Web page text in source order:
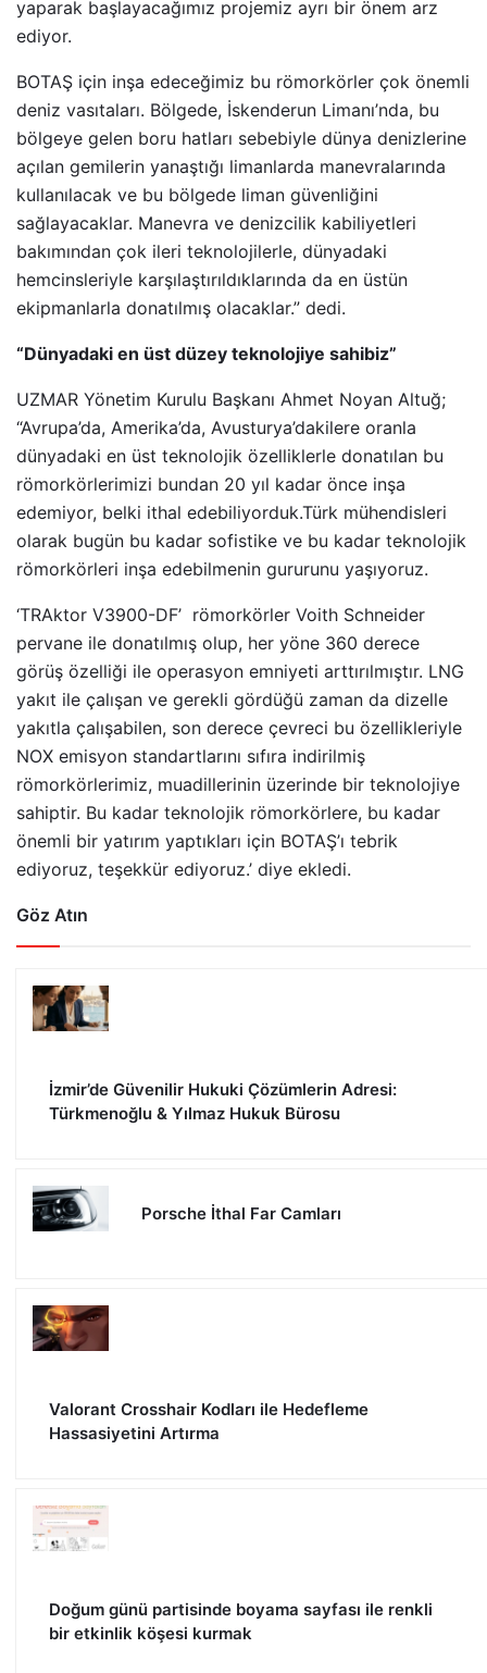
yaparak başlayacağımız projemiz ayrı bir önem arz
ediyor.
BOTAŞ için inşa edeceğimiz bu römorkörler çok önemli
deniz vasıtaları. Bölgede, İskenderun Limanı’nda, bu
bölgeye gelen boru hatları sebebiyle dünya denizlerine
açılan gemilerin yanaştığı limanlarda manevralarında
kullanılacak ve bu bölgede liman güvenliğini
sağlayacaklar. Manevra ve denizcilik kabiliyetleri
bakımından çok ileri teknolojilerle, dünyadaki
hemcinsleriyle karşılaştırıldıklarında da en üstün
ekipmanlarla donatılmış olacaklar.” dedi.
“Dünyadaki en üst düzey teknolojiye sahibiz”
UZMAR Yönetim Kurulu Başkanı Ahmet Noyan Altuğ;
“Avrupa’da, Amerika’da, Avusturya’dakilere oranla
dünyadaki en üst teknolojik özelliklerle donatılan bu
römorkörlerimizi bundan 20 yıl kadar önce inşa
edemiyor, belki ithal edebiliyorduk.Türk mühendisleri
olarak bugün bu kadar sofistike ve bu kadar teknolojik
römorkörleri inşa edebilmenin gururunu yaşıyoruz.
‘TRAktor V3900-DF’ römorkörler Voith Schneider
pervane ile donatılmış olup, her yöne 360 derece
görüş özelliği ile operasyon emniyeti arttırılmıştır. LNG
yakıt ile çalışan ve gerekli gördüğü zaman da dizelle
yakıtla çalışabilen, son derece çevreci bu özellikleriyle
NOX emisyon standartlarını sıfıra indirilmiş
römorkörlerimiz, muadillerinin üzerinde bir teknolojiye
sahiptir. Bu kadar teknolojik römorkörlere, bu kadar
önemli bir yatırım yaptıkları için BOTAŞ’ı tebrik
ediyoruz, teşekkür ediyoruz.’ diye ekledi.
Göz Atın
İzmir’de Güvenilir Hukuki Çözümlerin Adresi:
Türkmenoğlu & Yılmaz Hukuk Bürosu
Porsche İthal Far Camları
Valorant Crosshair Kodları ile Hedefleme
Hassasiyetini Artırma
Doğum günü partisinde boyama sayfası ile renkli
bir etkinlik köşesi kurmak